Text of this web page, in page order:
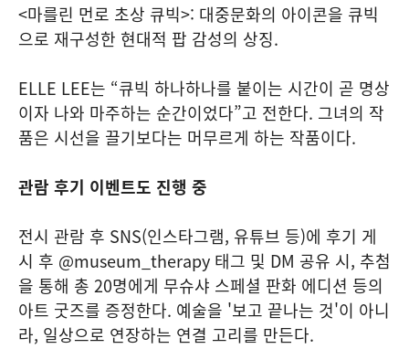
<마를린 먼로 초상 큐빅>: 대중문화의 아이콘을 큐빅
으로 재구성한 현대적 팝 감성의 상징.
ELLE LEE는 “큐빅 하나하나를 붙이는 시간이 곧 명상
이자 나와 마주하는 순간이었다”고 전한다. 그녀의 작
품은 시선을 끌기보다는 머무르게 하는 작품이다.
관람 후기 이벤트도 진행 중
전시 관람 후 SNS(인스타그램, 유튜브 등)에 후기 게
시 후 @museum_therapy 태그 및 DM 공유 시, 추첨
을 통해 총 20명에게 무슈샤 스페셜 판화 에디션 등의
아트 굿즈를 증정한다. 예술을 '보고 끝나는 것'이 아니
라, 일상으로 연장하는 연결 고리를 만든다.